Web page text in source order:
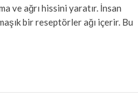
ve ağrı hissini yaratır. İnsan
bir reseptörler ağı içerir. Bu